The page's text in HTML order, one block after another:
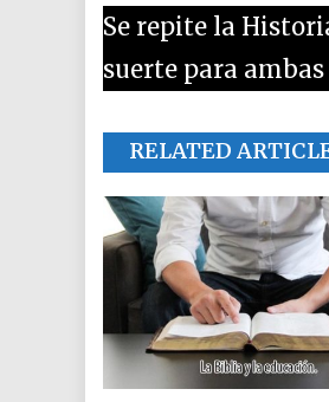
Se repite la
suerte para
RELATED